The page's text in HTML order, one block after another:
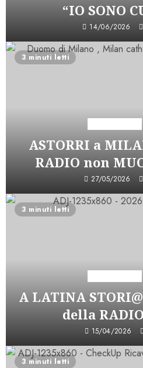
“IO SONO
14/06/2026
3 minuti letti
ASTORRI a
RADIO non
27/05/2026
3 minuti letti
A LATINA
della
15/04/2026
3 minuti letti